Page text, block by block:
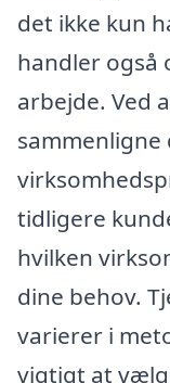
det ikke kun
handler også
arbejde. Ved
sammenligne
tidligere
hvilken
dine behov.
varierer i
vigtigt at